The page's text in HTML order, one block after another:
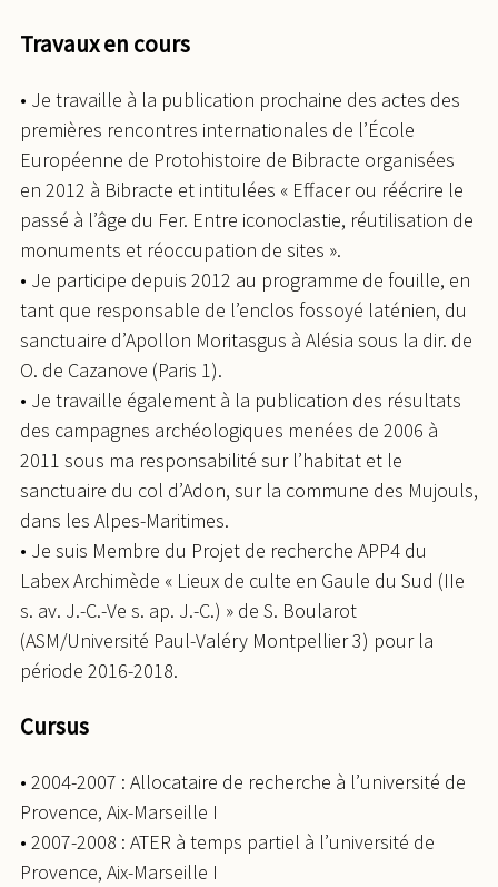
Travaux en cours
• Je travaille à la publication prochaine des actes des
premières rencontres internationales de l’École
Européenne de Protohistoire de Bibracte organisées
en 2012 à Bibracte et intitulées « Effacer ou réécrire le
passé à l’âge du Fer. Entre iconoclastie, réutilisation de
monuments et réoccupation de sites ».
• Je participe depuis 2012 au programme de fouille, en
tant que responsable de l’enclos fossoyé laténien, du
sanctuaire d’Apollon Moritasgus à Alésia sous la dir. de
O. de Cazanove (Paris 1).
• Je travaille également à la publication des résultats
des campagnes archéologiques menées de 2006 à
2011 sous ma responsabilité sur l’habitat et le
sanctuaire du col d’Adon, sur la commune des Mujouls,
dans les Alpes-Maritimes.
• Je suis Membre du Projet de recherche APP4 du
Labex Archimède « Lieux de culte en Gaule du Sud (IIe
s. av. J.-C.-Ve s. ap. J.-C.) » de S. Boularot
(ASM/Université Paul-Valéry Montpellier 3) pour la
période 2016-2018.
Cursus
• 2004-2007 : Allocataire de recherche à l’université de
Provence, Aix-Marseille I
• 2007-2008 : ATER à temps partiel à l’université de
Provence, Aix-Marseille I